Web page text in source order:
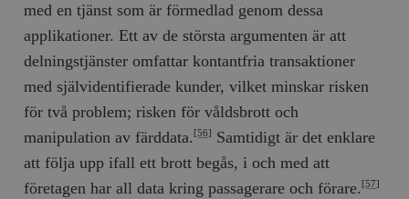
med en tjänst som är förmedlad genom dessa
applikationer. Ett av de största argumenten är att
delningstjänster omfattar kontantfria transaktioner
med självidentifierade kunder, vilket minskar risken
för två problem; risken för våldsbrott och
manipulation av färddata. [56] Samtidigt är det enklare
att följa upp ifall ett brott begås, i och med att
företagen har all data kring passagerare och förare. [57]